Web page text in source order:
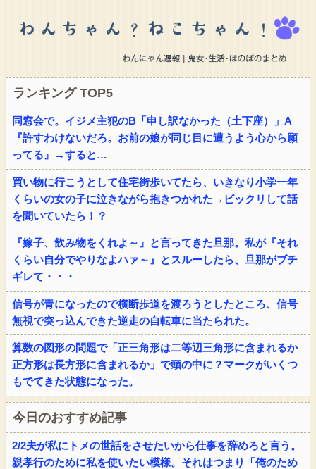
ランキング TOP5
同窓会で。イジメ主犯のB「申し訳なかった（土下座）」A
『許すわけないだろ。お前の娘が同じ目に遭うよう心から願
ってる』→すると…
買い物に行こうとして住宅街歩いてたら、いきなり小学一年
くらいの女の子に泣きながら抱きつかれた→ビックリして話
を聞いていたら！？
『嫁子、飲み物をくれよ～』と言ってきた旦那。私が『それ
くらい自分でやりなよハァ～』とスルーしたら、旦那がブチ
ギレて・・・
信号が青になったので横断歩道を渡ろうとしたところ、信号
無視で突っ込んできた逆走の自転車に当たられた。
算数の図形の問題で「正三角形は二等辺三角形に含まれるか
正方形は長方形に含まれるか」で頭の中に？マークがいくつ
もでてきた状態になった。
今日のおすすめ記事
2/2夫が私にトメの世話をさせたいから仕事を辞めろと言う。
親孝行のために私を使いたい模様。それはつまり「俺のため